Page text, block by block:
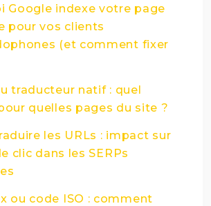
Google indexe votre page
pour vos clients
(et comment fixer
traducteur natif : quel
quelles pages du site ?
les URLs : impact sur
clic dans les SERPs
ou code ISO : comment